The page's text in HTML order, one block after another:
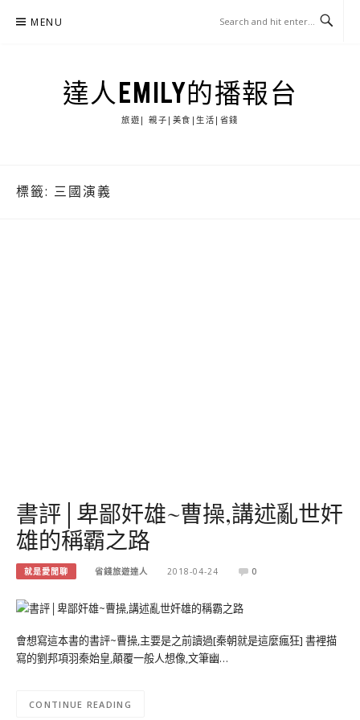
MENU
達人EMILY的播報台
旅遊| 親子|美食|生活|省錢
標籤: 三國演義
書評│卑鄙奸雄~曹操,講述亂世奸
雄的稱霸之路
就是愛閒聊 省錢旅遊達人 2018-04-24 0
會想寫這本書的書評~曹操,主要是之前讀過[秦朝就是這麼瘋狂] 書裡描
寫的劉邦項羽秦始皇,顛覆一般人想像,文筆幽…
CONTINUE READING